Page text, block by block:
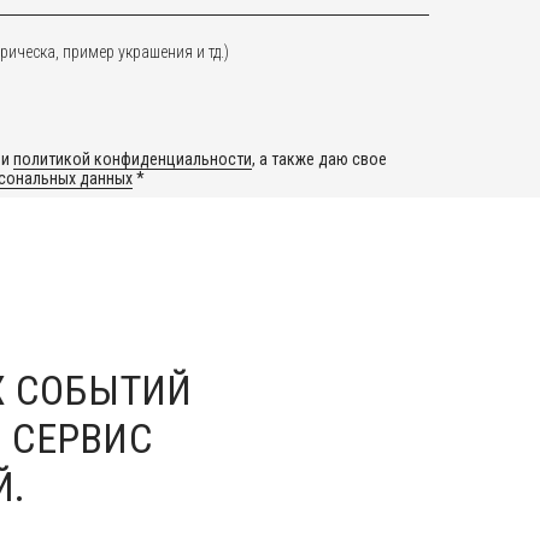
пример украшения и тд.)
политикой конфиденциальности, а также даю свое
данных*